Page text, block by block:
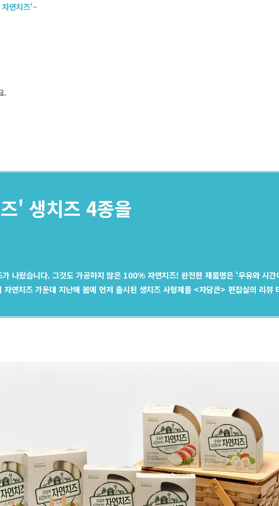
연치즈'~
.
' 생치즈 4종을
가 나왔습니다. 그것도 가공하지 않은 100% 자연치즈! 완전한 제품명은 '우유와 시
연치즈 가운데 지난해 봄에 먼저 출시된 생치즈 사형제를 <자담큰> 편집실의 리뷰